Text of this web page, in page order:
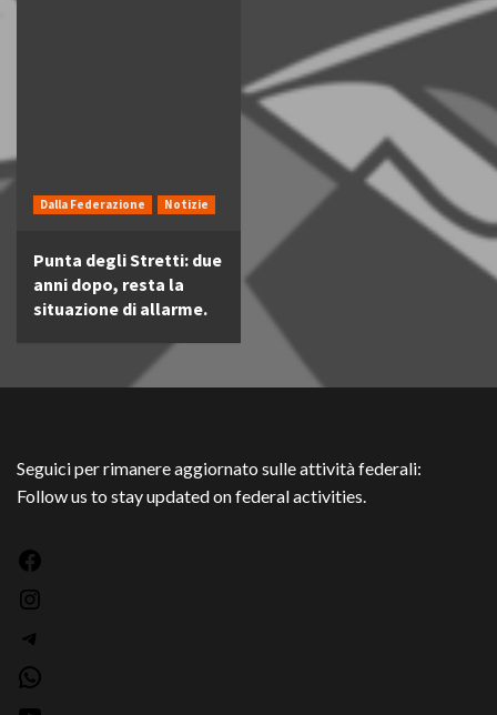
Dalla Federazione Notizie
Punta degli Stretti: due
anni dopo, resta la
situazione di allarme.
Seguici per rimanere aggiornato sulle attività federali:
Follow us to stay updated on federal activities.